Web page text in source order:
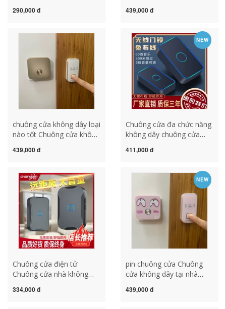
báo thức tại nhà Chuông
đầu giường Chuông gọi
chuông chuông cửa không
dây panasonic chuông cửa
không dây không dùng pin
290,000 đ
pin Bệnh nhân gọi một
điện tử thông minh
chuông báo khách ata
chuông không dây
439,000 đ
chuông cửa không dây loại
nào tốt Chuông cửa không
Điều khiển từ xa một đến
dùng pin gọi cho bệnh
nhân dành cho người già
chuông cửa không dây
kawasan bộ chuông cửa
không dây
439,000 đ
NEW
Chuông cửa đa chức năng
không dây chuông cửa
tin điều khiển từ xa đường
minh một đến hai đến một
chuong cua khong day
chuông cửa không dây
cao cấp
411,000 đ
Chuông cửa điện tử
Chuông cửa nhà không
gọi cho người già mà
334,000 đ
NEW
pin chuông cửa Chuông
cửa không dây tại nhà
siêu dài điều khiển từ xa
439,000 đ